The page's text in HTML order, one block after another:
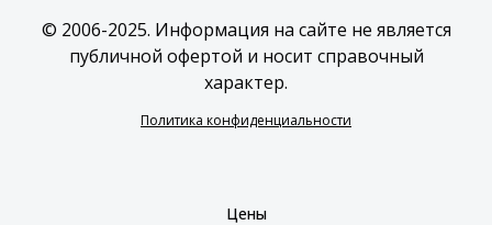
© 2006-2025. Информация на сайте не является
публичной офертой и носит справочный
характер.
Политика конфиденциальности
Цены